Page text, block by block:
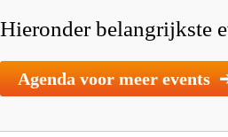
Hieronder belangrijkste
Agenda voor meer events